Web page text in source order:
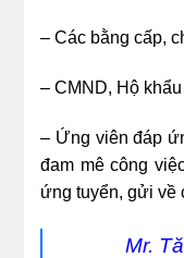
– Các bằng cấp,
– CMND, Hộ
– Ứng viên đáp
đam mê công
ứng tuyển, gửi về
Mr.